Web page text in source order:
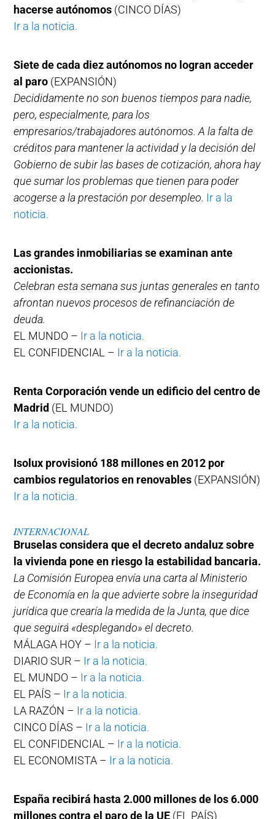
hacerse autónomos (CINCO DÍAS)
Ir a la noticia.
Siete de cada diez autónomos no logran acceder
al paro (EXPANSIÓN)
Decididamente no son buenos tiempos para nadie,
pero, especialmente, para los
empresarios/trabajadores autónomos. A la falta de
créditos para mantener la actividad y la decisión del
Gobierno de subir las bases de cotización, ahora hay
que sumar los problemas que tienen para poder
acogerse a la prestación por desempleo. Ir a la
noticia.
Las grandes inmobiliarias se examinan ante
accionistas.
Celebran esta semana sus juntas generales en tanto
afrontan nuevos procesos de refinanciación de
deuda.
EL MUNDO – Ir a la noticia.
EL CONFIDENCIAL – Ir a la noticia.
Renta Corporación vende un edificio del centro de
Madrid (EL MUNDO)
Ir a la noticia.
Isolux provisionó 188 millones en 2012 por
cambios regulatorios en renovables (EXPANSIÓN)
Ir a la noticia.
INTERNACIONAL
Bruselas considera que el decreto andaluz sobre
la vivienda pone en riesgo la estabilidad bancaria.
La Comisión Europea envía una carta al Ministerio
de Economía en la que advierte sobre la inseguridad
jurídica que crearía la medida de la Junta, que dice
que seguirá «desplegando» el decreto.
MÁLAGA HOY – Ir a la noticia.
DIARIO SUR – Ir a la noticia.
EL MUNDO – Ir a la noticia.
EL PAÍS – Ir a la noticia.
LA RAZÓN – Ir a la noticia.
CINCO DÍAS – Ir a la noticia.
EL CONFIDENCIAL – Ir a la noticia.
EL ECONOMISTA – Ir a la noticia.
España recibirá hasta 2.000 millones de los 6.000
millones contra el paro de la UE (EL PAÍS)